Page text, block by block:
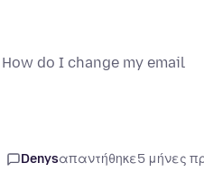
do I change my email
Denysαπαντήθηκε5 μήνες